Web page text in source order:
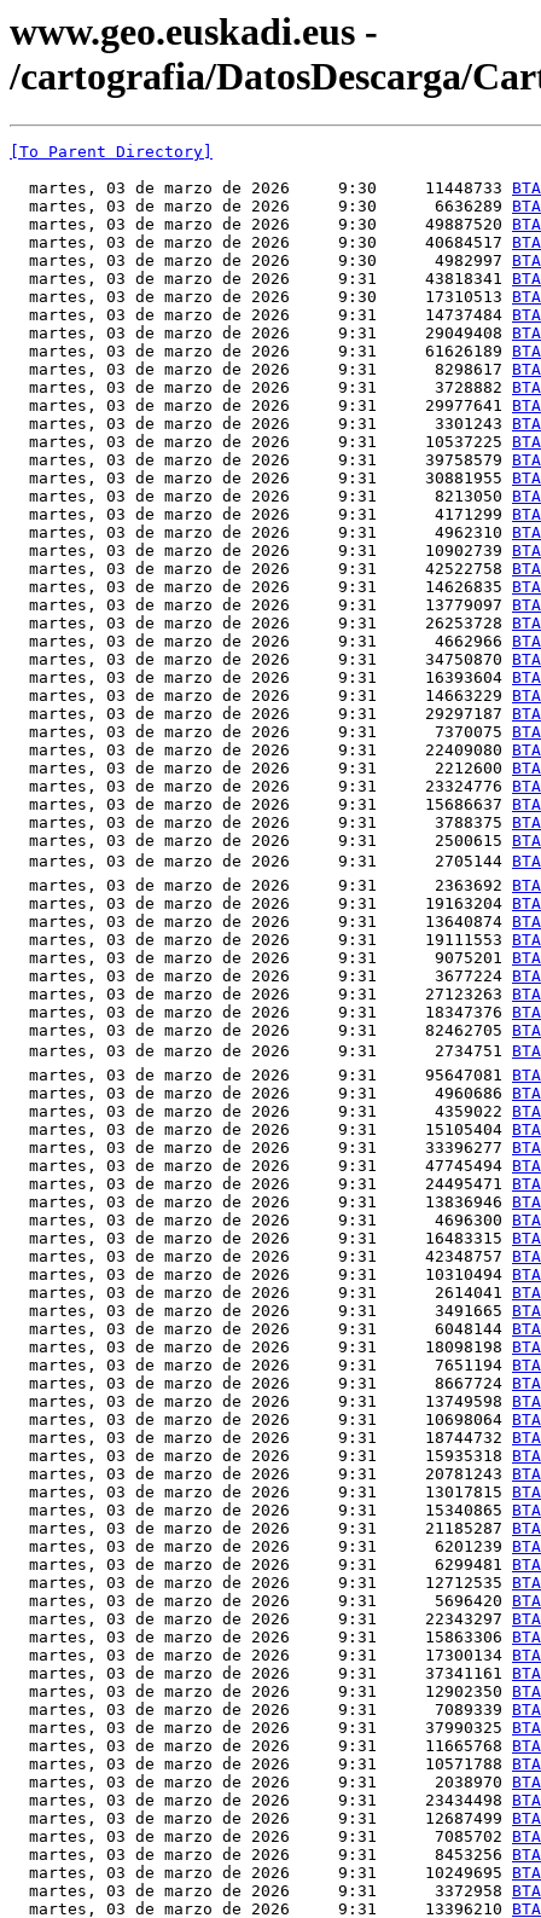
www.geo.euskadi.eus -
/cartografia/DatosDescarga/
[To Parent Directory]
  martes, 03 de marzo de 2026     9:30     11448733
  martes, 03 de marzo de 2026     9:30      6636289
  martes, 03 de marzo de 2026     9:30     49887520
  martes, 03 de marzo de 2026     9:30     40684517
  martes, 03 de marzo de 2026     9:30      4982997
  martes, 03 de marzo de 2026     9:31     43818341
  martes, 03 de marzo de 2026     9:30     17310513
  martes, 03 de marzo de 2026     9:31     14737484
  martes, 03 de marzo de 2026     9:31     29049408
  martes, 03 de marzo de 2026     9:31     61626189
  martes, 03 de marzo de 2026     9:31      8298617
  martes, 03 de marzo de 2026     9:31      3728882
  martes, 03 de marzo de 2026     9:31     29977641
  martes, 03 de marzo de 2026     9:31      3301243
  martes, 03 de marzo de 2026     9:31     10537225
  martes, 03 de marzo de 2026     9:31     39758579
  martes, 03 de marzo de 2026     9:31     30881955
  martes, 03 de marzo de 2026     9:31      8213050
  martes, 03 de marzo de 2026     9:31      4171299
  martes, 03 de marzo de 2026     9:31      4962310
  martes, 03 de marzo de 2026     9:31     10902739
  martes, 03 de marzo de 2026     9:31     42522758
  martes, 03 de marzo de 2026     9:31     14626835
  martes, 03 de marzo de 2026     9:31     13779097
  martes, 03 de marzo de 2026     9:31     26253728
  martes, 03 de marzo de 2026     9:31      4662966
  martes, 03 de marzo de 2026     9:31     34750870
  martes, 03 de marzo de 2026     9:31     16393604
  martes, 03 de marzo de 2026     9:31     14663229
  martes, 03 de marzo de 2026     9:31     29297187
  martes, 03 de marzo de 2026     9:31      7370075
  martes, 03 de marzo de 2026     9:31     22409080
  martes, 03 de marzo de 2026     9:31      2212600
  martes, 03 de marzo de 2026     9:31     23324776
  martes, 03 de marzo de 2026     9:31     15686637
  martes, 03 de marzo de 2026     9:31      3788375
  martes, 03 de marzo de 2026     9:31      2500615
  martes, 03 de marzo de 2026     9:31      2705144
  martes, 03 de marzo de 2026     9:31      2363692
  martes, 03 de marzo de 2026     9:31     19163204
  martes, 03 de marzo de 2026     9:31     13640874
  martes, 03 de marzo de 2026     9:31     19111553
  martes, 03 de marzo de 2026     9:31      9075201
  martes, 03 de marzo de 2026     9:31      3677224
  martes, 03 de marzo de 2026     9:31     27123263
  martes, 03 de marzo de 2026     9:31     18347376
  martes, 03 de marzo de 2026     9:31     82462705
  martes, 03 de marzo de 2026     9:31      2734751
  martes, 03 de marzo de 2026     9:31     95647081
  martes, 03 de marzo de 2026     9:31      4960686
  martes, 03 de marzo de 2026     9:31      4359022
  martes, 03 de marzo de 2026     9:31     15105404
  martes, 03 de marzo de 2026     9:31     33396277
  martes, 03 de marzo de 2026     9:31     47745494
  martes, 03 de marzo de 2026     9:31     24495471
  martes, 03 de marzo de 2026     9:31     13836946
  martes, 03 de marzo de 2026     9:31      4696300
  martes, 03 de marzo de 2026     9:31     16483315
  martes, 03 de marzo de 2026     9:31     42348757
  martes, 03 de marzo de 2026     9:31     10310494
  martes, 03 de marzo de 2026     9:31      2614041
  martes, 03 de marzo de 2026     9:31      3491665
  martes, 03 de marzo de 2026     9:31      6048144
  martes, 03 de marzo de 2026     9:31     18098198
  martes, 03 de marzo de 2026     9:31      7651194
  martes, 03 de marzo de 2026     9:31      8667724
  martes, 03 de marzo de 2026     9:31     13749598
  martes, 03 de marzo de 2026     9:31     10698064
  martes, 03 de marzo de 2026     9:31     18744732
  martes, 03 de marzo de 2026     9:31     15935318
  martes, 03 de marzo de 2026     9:31     20781243
  martes, 03 de marzo de 2026     9:31     13017815
  martes, 03 de marzo de 2026     9:31     15340865
  martes, 03 de marzo de 2026     9:31     21185287
  martes, 03 de marzo de 2026     9:31      6201239
  martes, 03 de marzo de 2026     9:31      6299481
  martes, 03 de marzo de 2026     9:31     12712535
  martes, 03 de marzo de 2026     9:31      5696420
  martes, 03 de marzo de 2026     9:31     22343297
  martes, 03 de marzo de 2026     9:31     15863306
  martes, 03 de marzo de 2026     9:31     17300134
  martes, 03 de marzo de 2026     9:31     37341161
  martes, 03 de marzo de 2026     9:31     12902350
  martes, 03 de marzo de 2026     9:31      7089339
  martes, 03 de marzo de 2026     9:31     37990325
  martes, 03 de marzo de 2026     9:31     11665768
  martes, 03 de marzo de 2026     9:31     10571788
  martes, 03 de marzo de 2026     9:31      2038970
  martes, 03 de marzo de 2026     9:31     23434498
  martes, 03 de marzo de 2026     9:31     12687499
  martes, 03 de marzo de 2026     9:31      7085702
  martes, 03 de marzo de 2026     9:31      8453256
  martes, 03 de marzo de 2026     9:31     10249695
  martes, 03 de marzo de 2026     9:31      3372958
  martes, 03 de marzo de 2026     9:31     13396210